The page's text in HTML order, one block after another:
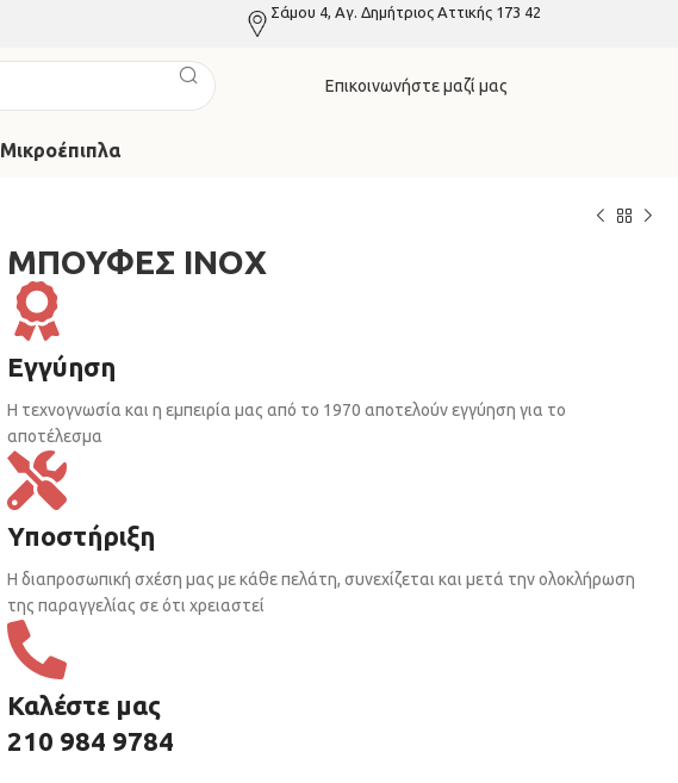
Σάμου 4, Αγ. Δημήτριος Αττικής 173 42
Επικοινωνήστε μαζί μας
Μικροέπιπλα
ΜΠΟΥΦΕΣ ΙΝΟX
Εγγύηση
Η τεχνογνωσία και η εμπειρία μας από το 1970 αποτελούν εγγύηση για το
αποτέλεσμα
Υποστήριξη
Η διαπροσωπική σχέση μας με κάθε πελάτη, συνεχίζεται και μετά την ολοκλήρωση
της παραγγελίας σε ότι χρειαστεί
Καλέστε μας
210 984 9784